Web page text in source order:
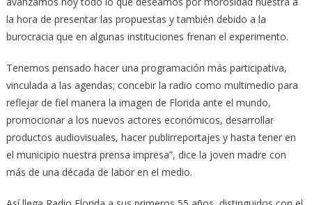
la hora de presentar las propuestas y también debido a la
burocracia que en algunas instituciones frenan el experimento.
Tenemos pensado hacer una programación más participativa,
vinculada a las agendas; concebir la radio como multimedio para
reflejar de fiel manera la imagen de Florida ante el mundo,
promocionar a los nuevos actores económicos, desarrollar
productos audiovisuales, hacer publirreportajes y hasta tener en
el municipio nuestra prensa impresa”, dice la joven madre con
más de una década de labor en el medio.